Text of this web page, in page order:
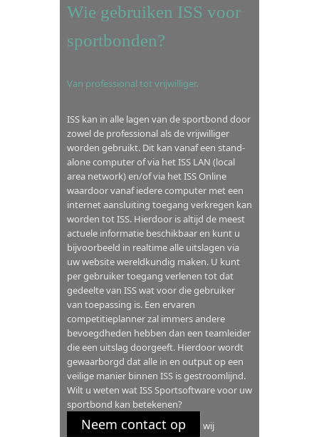
Wie gebruiken ISS voor
sportbonden?
Van professional tot vrijwilliger.
ISS kan in alle lagen van de sportbond door
zowel de professional als de vrijwilliger
worden gebruikt. Dit kan vanaf een stand-
alone computer of via het ISS LAN (local
area network) en/of via het ISS Online
waardoor vanaf iedere computer met een
internet aansluiting toegang verkregen kan
worden tot ISS. Hierdoor is altijd de meest
actuele informatie beschikbaar en kunt u
bijvoorbeeld in realtime alle uitslagen via
uw website wereldkundig maken. U kunt
per gebruiker toegang verlenen tot dat
gedeelte van ISS wat voor die gebruiker
van toepassing is. Een ervaren
competitieplanner zal immers andere
bevoegdheden hebben dan een teamleider
die een uitslag doorgeeft. Hierdoor wordt
gewaarborgd dat alle in en output op een
veilige manier binnen ISS is gestroomlijnd.
Wilt u weten wat ISS Sportsoftware voor uw
sportbond kan betekenen?
Neem contact op
wij